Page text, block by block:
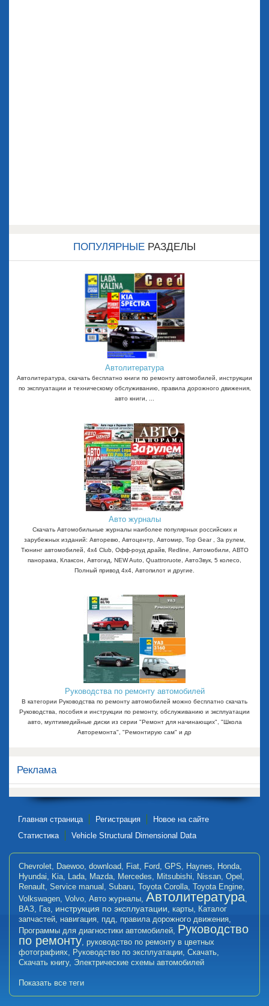
ПОПУЛЯРНЫЕ РАЗДЕЛЫ
Автолитература
Автолитература, скачать бесплатно книги по ремонту автомобилей, инструкции
по эксплуатации и техническому обслуживанию, правила дорожного движения,
авто книги, ...
Авто журналы
Скачать Автомобильные журналы наиболее популярных российских и
зарубежных изданий: Авторевю, Автоцентр, Автомир, Top Gear , За рулем,
Тюнинг автомобилей, 4x4 Club, Офф-роуд драйв, Redline, Автомобили, АВТО
панорама, Клаксон, Автогид, NEW Auto, Quattroruote, АвтоЗвук, 5 колесо,
Полный привод 4х4, Автопилот и другие.
Руководства по ремонту автомобилей
В категории Руководства по ремонту автомобилей можно бесплатно скачать
Руководства, пособия и инструкции по ремонту, обслуживанию и эксплуатации
авто, мултимедийные диски из серии "Ремонт для начинающих", "Школа
Авторемонта", "Ремонтирую сам" и др
Реклама
Главная страница Регистрация
Новое на сайте
Статистика
Vehicle Structural Dimensional Data
Chevrolet, Daewoo, download, Fiat, Ford, GPS, Haynes, Honda,
Hyundai, Kia, Lada, Mazda, Mercedes, Mitsubishi, Nissan, Opel ,
Renault, Service manual , Subaru, Toyota Corolla, Toyota Engine,
Volkswagen, Volvo, Авто журналы, Автолитература,
ВАЗ, Газ, инструкция по эксплуатации, карты, Каталог
запчастей, навигация, пдд, правила дорожного движения,
Программы для диагностики автомобилей, Руководство
по ремонту, руководство по ремонту в цветных
фотографиях, Руководство по эксплуатации, Скачать,
Скачать книгу, Электрические схемы автомобилей
Показать все теги